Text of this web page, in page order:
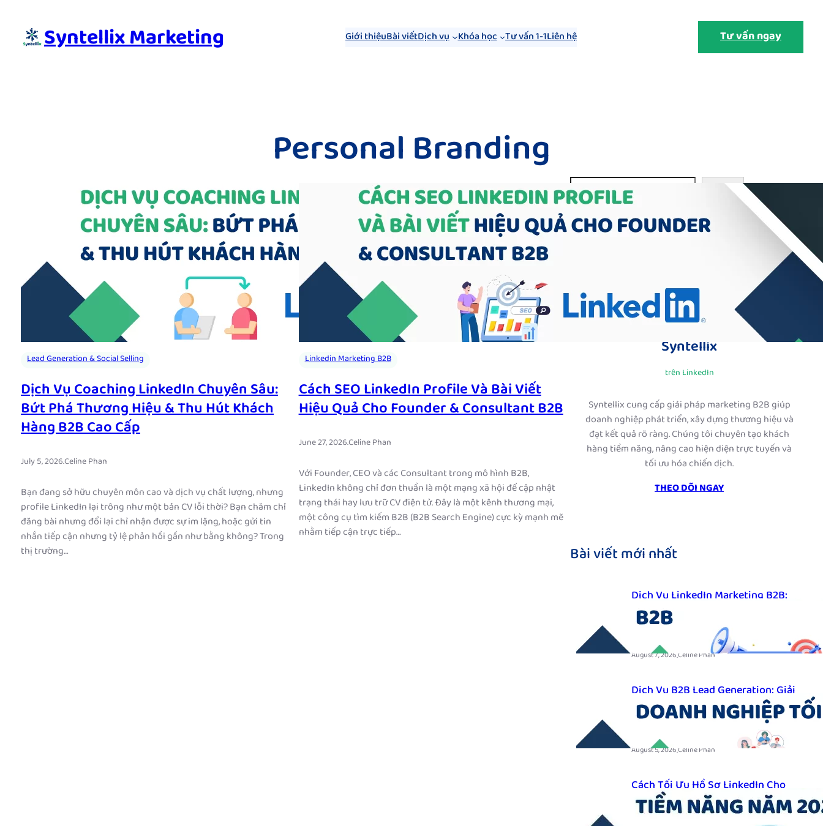
content Syntellix Marketing Giới thiệuBài viếtDịch vụ Khóa học Tư vấn 1-1Liên hệ Tư vấn ngay
Personal Branding
Lead Generation & Social Selling
Dịch Vụ Coaching LinkedIn Chuyên Sâu:
Bứt Phá Thương Hiệu & Thu Hút Khách
Hàng B2B Cao Cấp
July 5, 2026.Celine Phan
Bạn đang sở hữu chuyên môn cao và dịch vụ chất lượng, nhưng
profile LinkedIn lại trông như một bản CV lỗi thời? Bạn chăm chỉ
đăng bài nhưng đổi lại chỉ nhận được sự im lặng, hoặc gửi tin
nhắn tiếp cận nhưng tỷ lệ phản hồi gần như bằng không? Trong
thị trường…
Linkedin Marketing B2B
Cách SEO LinkedIn Profile Và Bài Viết
Hiệu Quả Cho Founder & Consultant B2B
June 27, 2026.Celine Phan
Với Founder, CEO và các Consultant trong mô hình B2B,
LinkedIn không chỉ đơn thuần là một mạng xã hội để cập nhật
trạng thái hay lưu trữ CV điện tử. Đây là một kênh thương mại,
một công cụ tìm kiếm B2B (B2B Search Engine) cực kỳ mạnh mẽ
nhằm tiếp cận trực tiếp…
S
e
r
Search
Syntellix
trên LinkedIn
Syntellix cung cấp giải pháp marketing B2B giúp
doanh nghiệp phát triển, xây dựng thương hiệu và
đạt kết quả rõ ràng. Chúng tôi chuyên tạo khách
hàng tiềm năng, nâng cao hiện diện trực tuyến và
tối ưu hóa chiến dịch.
THEO DÕI NGAY
Bài viết mới nhất
Dịch Vụ LinkedIn Marketing B2B:
Giải Pháp Tối Ưu Cho Doanh
Nghiệp B2B
August 7, 2026.Celine Phan
Dịch Vụ B2B Lead Generation: Giải
Pháp Tìm Kiếm Khách Hàng Doanh
Nghiệp Tối Ưu
August 5, 2026.Celine Phan
Cách Tối Ưu Hồ Sơ LinkedIn Cho
Sales B2B Để Thu Hút Khách Hàng
Tiềm Năng Năm 2026